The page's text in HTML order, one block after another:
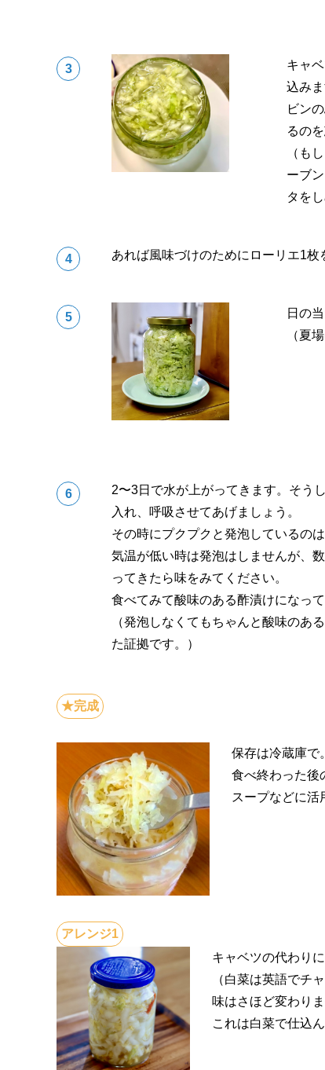
キャ
込みま
ビン
るの
（も
ーブ
タを
あれば風味づけのためにローリエ1枚
日の
（夏
2〜3日で水が上がってきます。そう
入れ、呼吸させてあげましょう。
その時にプクプクと発泡しているの
気温が低い時は発泡はしませんが、
ってきたら味をみてください。
食べてみて酸味のある酢漬けになって
（発泡しなくてもちゃんと酸味のあ
た証拠です。）
保存は冷蔵庫で
食べ終わった後
スープなどに活
キャベツの代わり
（白菜は英語でチ
味はさほど変わりま
これは白菜で仕込ん